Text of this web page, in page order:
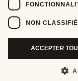
NON
ACCEPTER